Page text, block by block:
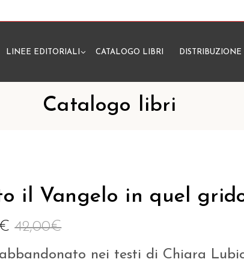
LINEE EDITORIALI CATALOGO LIBRI DISTRIBUZIONE
Catalogo libri
il Vangelo in quel
42,00€
€
nei testi di Chiara